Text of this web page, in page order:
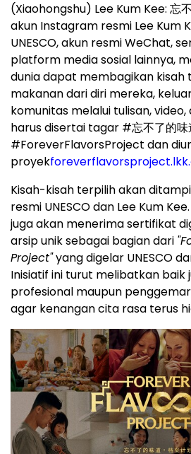
(Xiaohongshu) Lee Kum Kee: 忘
akun Instagram resmi Lee Kum
UNESCO, akun resmi WeChat,
platform media sosial lainnya,
dunia dapat membagikan
makanan dari diri mereka,
komunitas melalui tulisan,
harus disertai tagar #忘不了的
#ForeverFlavorsProject dan
proyek
Kisah-kisah terpilih akan
resmi UNESCO dan Lee Kum
juga akan menerima sertifikat
arsip unik sebagai bagian dari
Project"yang digelar UNESCO
Inisiatif ini turut melibatkan baik
profesional maupun
agar kenangan cita rasa terus